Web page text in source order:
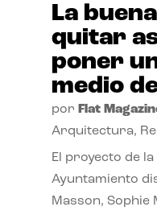
La
quitar
poner
medio
por Flat
Arquitectura,
El proyecto de la
Ayuntamiento
Masson, Sophie